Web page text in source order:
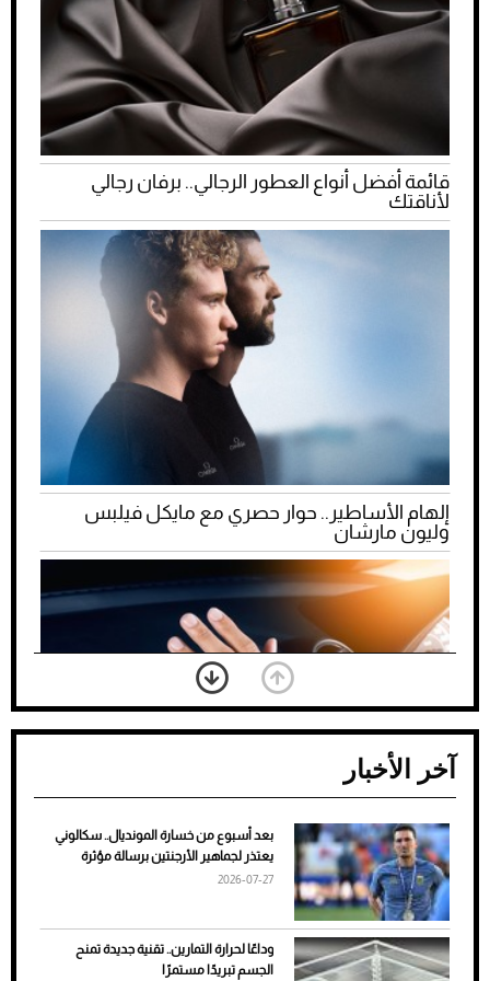
قائمة أفضل أنواع العطور الرجالي.. برفان رجالي
لأناقتك
إلهام الأساطير.. حوار حصري مع مايكل فيلبس
وليون مارشان
ضعف تبريد مكيف السيارة عند الوقوف.. أشهر
الأسباب والحلول
آخر الأخبار
بعد أسبوع من خسارة المونديال.. سكالوني
يعتذر لجماهير الأرجنتين برسالة مؤثرة
2026-07-27
وداعًا لحرارة التمارين.. تقنية جديدة تمنح
الجسم تبريدًا مستمرًا